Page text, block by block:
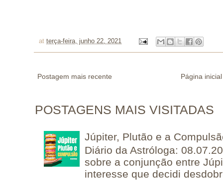
at terça-feira, junho 22, 2021
Postagem mais recente Página inicial
POSTAGENS MAIS VISITADAS
Júpiter, Plutão e a
Diário da Astróloga:
sobre a conjunção entre
interesse que decidi